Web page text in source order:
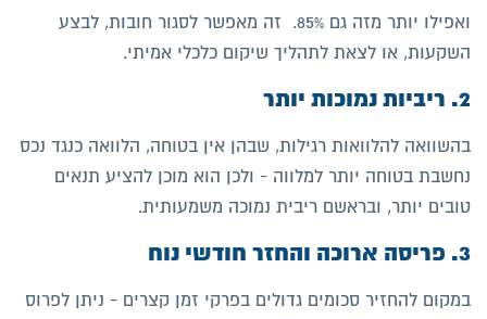
ואפילו יותר מזה גם 85%. זה מאפשר לסגור חובות, לבצע
השקעות, או לצאת לתהליך שיקום כלכלי אמיתי.
2. ריביות נמוכות יותר
בהשוואה להלוואות רגילות, שבהן אין בטוחה, הלוואה כנגד נכס
נחשבת בטוחה יותר למלווה - ולכן הוא מוכן להציע תנאים
טובים יותר, ובראשם ריבית נמוכה משמעותית.
3. פריסה ארוכה והחזר חודשי נוח
במקום להחזיר סכומים גדולים בפרקי זמן קצרים - ניתן לפרוס